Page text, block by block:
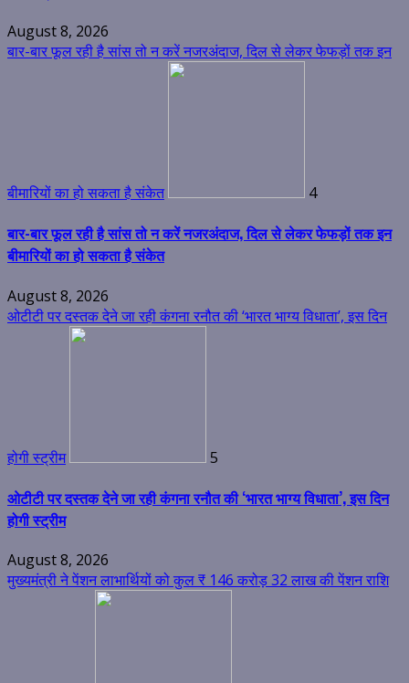
August 8, 2026
बार-बार फूल रही है सांस तो न करें नजरअंदाज, दिल से लेकर फेफड़ों तक इन
बीमारियों का हो सकता है संकेत 4
बार-बार फूल रही है सांस तो न करें नजरअंदाज, दिल से लेकर फेफड़ों तक इन
बीमारियों का हो सकता है संकेत
August 8, 2026
ओटीटी पर दस्तक देने जा रही कंगना रनौत की ‘भारत भाग्य विधाता’, इस दिन
होगी स्ट्रीम 5
ओटीटी पर दस्तक देने जा रही कंगना रनौत की ‘भारत भाग्य विधाता’, इस दिन
होगी स्ट्रीम
August 8, 2026
मुख्यमंत्री ने पेंशन लाभार्थियों को कुल ₹ 146 करोड़ 32 लाख की पेंशन राशि